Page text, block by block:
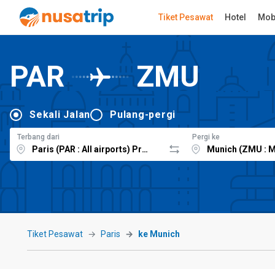
Tiket Pesawat Hotel
PAR ZMU
Sekali Jalan Pulang-pergi
Terbang dari Pergi ke
Tiket Pesawat Paris ke Munich